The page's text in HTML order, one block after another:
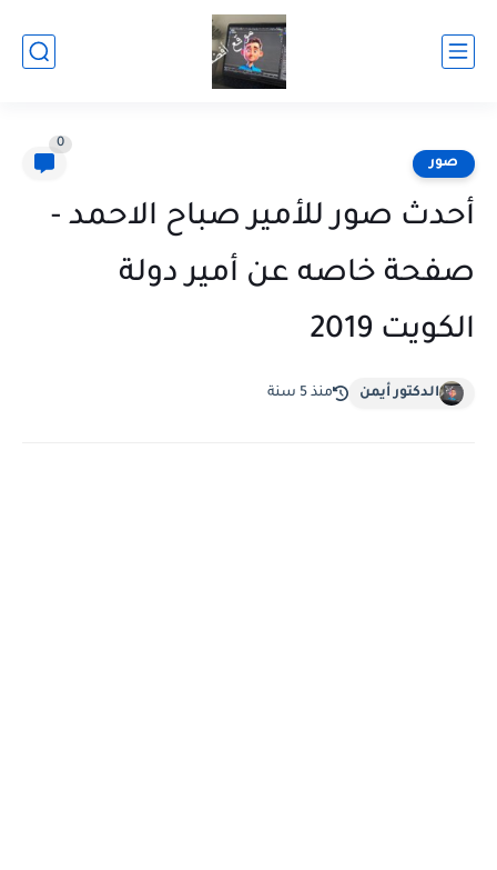
صور
0
أحدث صور للأمير صباح الاحمد -
صفحة خاصه عن أمير دولة
الكويت 2019
الدكتور أيمن منذ 5 سنة